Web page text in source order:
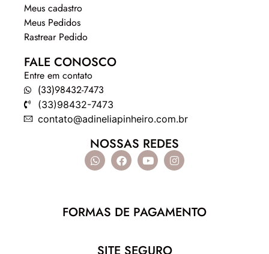
Meus cadastro
Meus Pedidos
Rastrear Pedido
FALE CONOSCO
Entre em contato
(33)98432-7473
(33)98432-7473
contato@adineliapinheiro.com.br
NOSSAS REDES
FORMAS DE PAGAMENTO